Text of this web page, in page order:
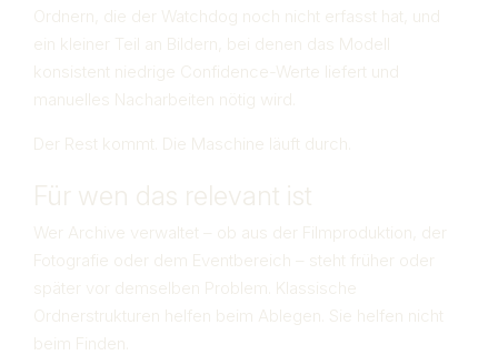
Ordnern, die der Watchdog noch nicht erfasst hat, und
ein kleiner Teil an Bildern, bei denen das Modell
konsistent niedrige Confidence-Werte liefert und
manuelles Nacharbeiten nötig wird.
Der Rest kommt. Die Maschine läuft durch.
Für wen das relevant ist
Wer Archive verwaltet – ob aus der Filmproduktion, der
Fotografie oder dem Eventbereich – steht früher oder
später vor demselben Problem. Klassische
Ordnerstrukturen helfen beim Ablegen. Sie helfen nicht
beim Finden.